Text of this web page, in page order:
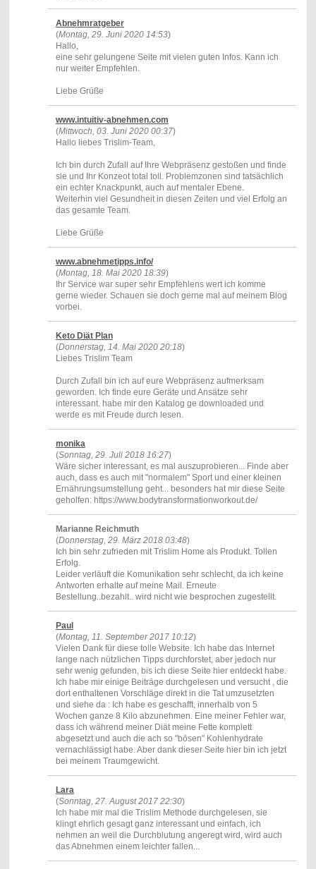
Abnehmratgeber
(Montag, 29. Juni 2020 14:53)
Hallo,
eine sehr gelungene Seite mit vielen guten Infos. Kann ich
nur weiter Empfehlen.
Liebe Grüße
www.intuitiv-abnehmen.com
(Mittwoch, 03. Juni 2020 00:37)
Hallo liebes Trislim-Team,
Ich bin durch Zufall auf Ihre Webpräsenz gestoßen und finde
sie und Ihr Konzeot total toll. Problemzonen sind tatsächlich
ein echter Knackpunkt, auch auf mentaler Ebene.
Weiterhin viel Gesundheit in diesen Zeiten und viel Erfolg an
das gesamte Team.
Liebe Grüße
www.abnehmetipps.info/
(Montag, 18. Mai 2020 18:39)
Ihr Service war super sehr Empfehlens wert ich komme
gerne wieder. Schauen sie doch gerne mal auf meinem Blog
vorbei.
Keto Diät Plan
(Donnerstag, 14. Mai 2020 20:18)
Liebes Trislim Team
Durch Zufall bin ich auf eure Webpräsenz aufmerksam
geworden. Ich finde eure Geräte und Ansätze sehr
interessant. habe mir den Katalog ge downloaded und
werde es mit Freude durch lesen.
monika
(Sonntag, 29. Juli 2018 16:27)
Wäre sicher interessant, es mal auszuprobieren... Finde aber
auch, dass es auch mit "normalem" Sport und einer kleinen
Ernährungsumstellung geht... besonders hat mir diese Seite
geholfen: https://www.bodytransformationworkout.de/
Marianne Reichmuth
(Donnerstag, 29. März 2018 03:48)
Ich bin sehr zufrieden mit Trislim Home als Produkt. Tollen
Erfolg.
Leider verläuft die Komunikation sehr schlecht, da ich keine
Antworten erhalte auf meine Mail. Erneute
Bestellung..bezahlt.. wird nicht wie besprochen zugestellt.
Paul
(Montag, 11. September 2017 10:12)
Vielen Dank für diese tolle Website. Ich habe das Internet
lange nach nützlichen Tipps durchforstet, aber jedoch nur
sehr wenig gefunden, bis ich diese Seite hier entdeckt habe.
Ich habe mir einige Beiträge durchgelesen und versucht , die
dort enthaltenen Vorschläge direkt in die Tat umzusetzten
und siehe da : Ich habe es geschafft, innerhalb von 5
Wochen ganze 8 Kilo abzunehmen. Eine meiner Fehler war,
dass ich während meiner Diät meine Fette komplett
abgesetzt und auch die ach so "bösen" Kohlenhydrate
vernachlässigt habe. Aber dank dieser Seite hier bin ich jetzt
bei meinem Traumgewicht.
Lara
(Sonntag, 27. August 2017 22:30)
Ich habe mir mal die Trislim Methode durchgelesen, sie
klingt ehrlich gesagt ganz interessant und einfach, ich
nehmen an weil die Durchblutung angeregt wird, wird auch
das Abnehmen einem leichter fallen...